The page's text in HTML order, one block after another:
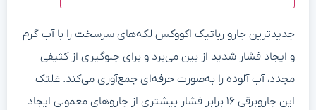
جدیدترین جارو رباتیک اکووکس لکه‌‌های سرسخت را با آب گرم
و ایجاد فشار شدید از بین می‌برد و برای جلوگیری از کثیفی
مجدد، آب آلوده را به‌صورت حرفه‌ای جمع‌آوری می‌کند. غلتک
این جاروبرقی ۱۶ برابر فشار بیشتری از جاروهای معمولی ایجاد